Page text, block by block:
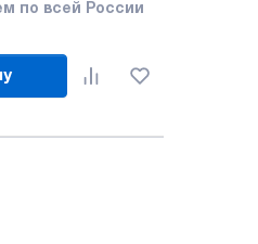
по всей России